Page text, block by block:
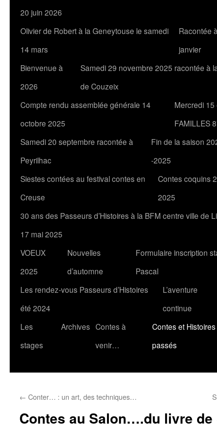
20 juin 2026
Olivier de Robert à la Geneytouse le samedi
14 mars
Racontée
janvier
Bienvenue à
2026
Samedi 29 novembre 2025 racontée à
de Couzeix
Compte rendu assemblée générale 14
octobre 2025
Mercredi
FAMILLES
Samedi 20 septembre racontée à
Peyrilhac
Fin de la saison
-2025
Siestes contées au festival contes en
Creuse
Contes coquins
2025
30 ans des Passeurs d’Histoires à la BFM centre ville de
17 mai 2025
VOEUX
2025
Nouvelles
d’automne
Formulaire inscription
Pascal
Les rendez-vous Passeurs d’Histoires
été 2024
L’aventure
continue
Les
stages
Archives Contes à
venir…
Contes et Histoires
passés
← Conter… : un art, des techniques…
Contes au Salon….du livre de